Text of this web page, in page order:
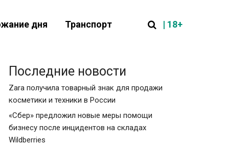
дня Транспорт | 18+
Последние новости
Zara получила товарный знак для продажи
косметики и техники в России
«Сбер» предложил новые меры помощи
бизнесу после инцидентов на складах
Wildberries